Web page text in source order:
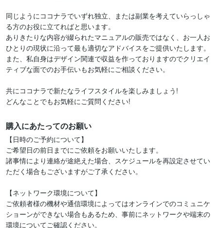
同じようにココナラでいずれ独立、または副業を考えていらっしゃ
る方のお役に立てればと思います。
ありきたりな内容が綴られたマニュアルの販売ではなく、お一人お
ひとりの現状に沿って最も適切なアドバイスをご提供いたします。
また、私自身はデザイン関連で収益を作っておりますのでクリエイ
ティブな面でのお手伝いもお気軽にご相談ください。
共にココナラで新たなライフスタイルを楽しみましょう!
どんなことでもお気軽にご質問ください!
購入にあたってのお願い
【日時のご予約について】
ご希望日の前日までにご依頼をお願いいたします。
諸事情により連絡が途絶えた場合、スケジュールを再設定させてい
ただく場合もございますがご了承ください。
【ネットワーク環境について】
ご依頼者様の機材や通信環境によってはオンラインでのコミュニケ
ショーンができない場合もあるため、事前にネットワークや端末の
環境についてご確認ください。